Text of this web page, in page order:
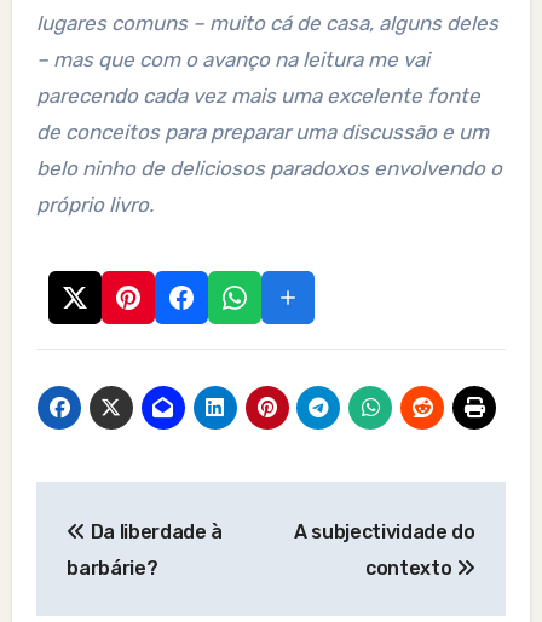
lugares comuns – muito cá de casa, alguns deles
– mas que com o avanço na leitura me vai
parecendo cada vez mais uma excelente fonte
de conceitos para preparar uma discussão e um
belo ninho de deliciosos paradoxos envolvendo o
próprio livro.
navigation
Da liberdade à
barbárie?
A subjectividade do
contexto